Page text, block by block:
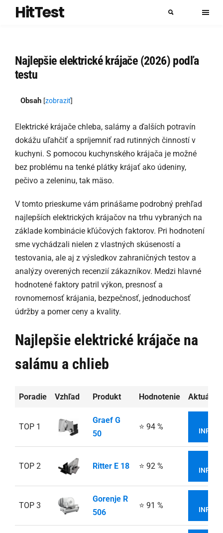
HitTest
Najlepšie elektrické krájače (2026) podľa
testu
Obsah [zobraziť]
Elektrické krájače chleba, salámy a ďalších potravín
dokážu uľahčiť a spríjemniť rad rutinných činností v
kuchyni. S pomocou kuchynského krájača je možné
bez problému na tenké plátky krájať ako údeniny,
pečivo a zeleninu, tak mäso.
V tomto prieskume vám prinášame podrobný prehľad
najlepších elektrických krájačov na trhu vybraných na
základe kombinácie kľúčových faktorov. Pri hodnotení
sme vychádzali nielen z vlastných skúseností a
testovania, ale aj z výsledkov zahraničných testov a
analýzy overených recenzií zákazníkov. Medzi hlavné
hodnotené faktory patril výkon, presnosť a
rovnomernosť krájania, bezpečnosť, jednoduchosť
údržby a pomer ceny a kvality.
Najlepšie elektrické krájače na
salámu a chlieb
Poradie Vzhľad Produkt Hodnotenie Aktuálna
TOP 1
Graef G
50
⭐ 94 %
TOP 2 Ritter E 18 ⭐ 92 %
TOP 3
Gorenje R
506
⭐ 91 %